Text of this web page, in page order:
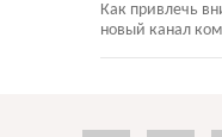
Как привлечь
новый канал